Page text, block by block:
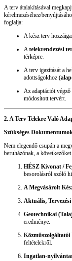
A terv átalakításával
kérelmezéséhez/
foglalja:
A kész terv
Atelekrendezési
térképre.
A terv igazítását a
adottságokhoz (
Az adaptációt végző
módosított tervért.
2. A Terv Telekre Való
Szükséges
Nem elegendő csupán a
beruházónak, a
HÉSZ Kivonat /
besorolásról szóló
A Megvásárolt
Aktuális,
Geotechnikai
eredménye.
feltételekről.
Ingatlan-